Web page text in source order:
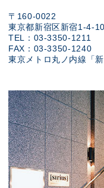
〒160-0022
東京都新宿区新宿1-4-
TEL：03-3350-1211
FAX：03-3350-1240
東京メトロ丸ノ内線「